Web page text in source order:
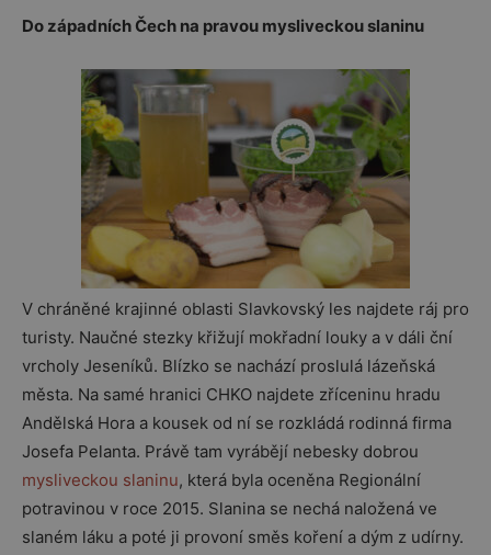
Do západních Čech na pravou mysliveckou slaninu
V chráněné krajinné oblasti Slavkovský les najdete ráj pro
turisty. Naučné stezky křižují mokřadní louky a v dáli ční
vrcholy Jeseníků. Blízko se nachází proslulá lázeňská
města. Na samé hranici CHKO najdete zříceninu hradu
Andělská Hora a kousek od ní se rozkládá rodinná firma
Josefa Pelanta. Právě tam vyrábějí nebesky dobrou
mysliveckou slaninu, která byla oceněna Regionální
potravinou v roce 2015. Slanina se nechá naložená ve
slaném láku a poté ji provoní směs koření a dým z udírny.